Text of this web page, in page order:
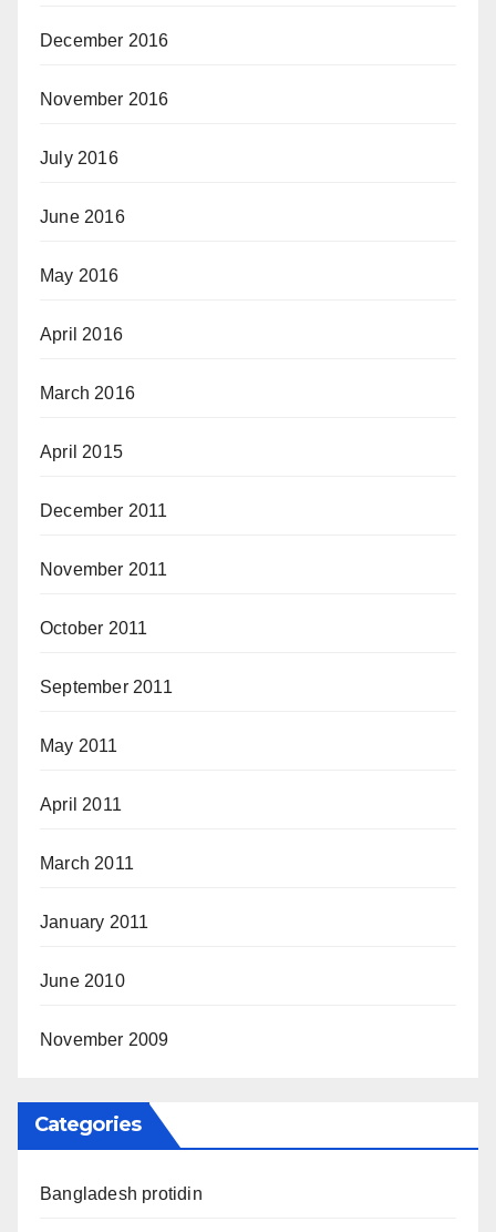
December 2016
November 2016
July 2016
June 2016
May 2016
April 2016
March 2016
April 2015
December 2011
November 2011
October 2011
September 2011
May 2011
April 2011
March 2011
January 2011
June 2010
November 2009
Categories
Bangladesh protidin